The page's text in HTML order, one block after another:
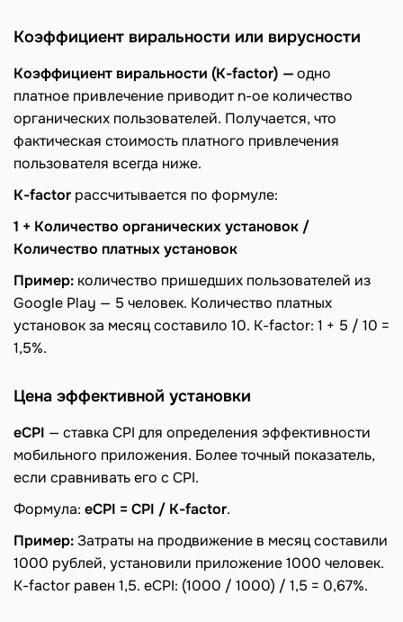
Коэффициент виральности или вирусности
Коэффициент виральности (K-factor) —одно
платное привлечение приводит n-ое количество
органических пользователей. Получается, что
фактическая стоимость платного привлечения
пользователя всегда ниже.
K-factor рассчитывается по формуле:
1 + Количество органических установок /
Количество платных установок
Пример: количество пришедших пользователей из
Google Play — 5 человек. Количество платных
установок за месяц составило 10. K-factor: 1 + 5 / 10 =
1,5%.
Цена эффективной установки
eCPI — ставка CPI для определения эффективности
мобильного приложения. Более точный показатель,
если сравнивать его с CPI.
Формула: eCPI = CPI / K-factor.
Пример:Затраты на продвижение в месяц составили
1000 рублей, установили приложение 1000 человек.
K-factor равен 1,5. eCPI: (1000 / 1000) / 1,5 = 0,67%.